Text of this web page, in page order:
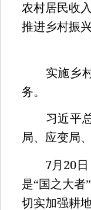
农村居民收
推进乡村振
实施乡村
务。
习近平总
局、应变局
7月 20
是“国之大者
切实加强耕